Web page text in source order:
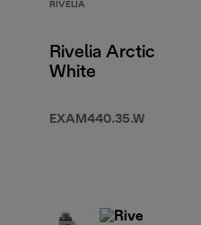
RIVELIA
Rivelia Arctic
White
EXAM440.35.W